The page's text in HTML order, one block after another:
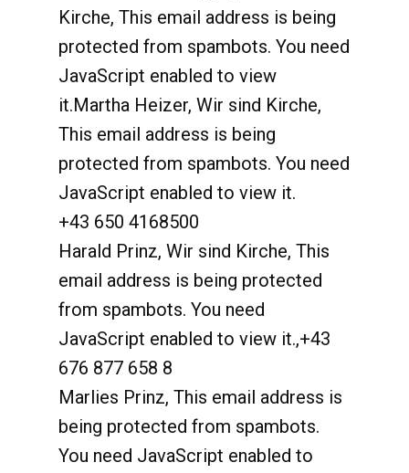
Kirche, This email address is being
protected from spambots. You need
JavaScript enabled to view
it.Martha Heizer, Wir sind Kirche,
This email address is being
protected from spambots. You need
JavaScript enabled to view it.
+43 650 4168500
Harald Prinz, Wir sind Kirche, This
email address is being protected
from spambots. You need
JavaScript enabled to view it.,+43
676 877 658 8
Marlies Prinz, This email address is
being protected from spambots.
You need JavaScript enabled to